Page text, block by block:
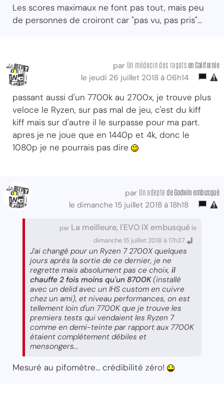
Les scores maximaux ne font pas tout, mais peu
de personnes de croiront car "pas vu, pas pris"...
par Un médecin des ragots en Californie
le jeudi 26 juillet 2018 à 06h14
passant aussi d'un 7700k au 2700x, je trouve plus
veloce le Ryzen, sur pas mal de jeu, c'est du kiff
kiff mais sur d'autre il le surpasse pour ma part.
apres je ne joue que en 1440p et 4k, donc le
1080p je ne pourrais pas dire
par Un adepte de Godwin embusqué
le dimanche 15 juillet 2018 à 18h18
par La meilleure, l'EVO IX embusqué le
dimanche 15 juillet 2018 à 17h37
J'ai changé pour un Ryzen 7 2700X quelques
jours après la sortie de ce dernier, je ne
regrette mais absolument pas ce choix, il
chauffe 2 fois moins qu'un 8700K(installé
avec un delid avec un IHS custom en cuivre
chez un ami), et niveau performances, on est
tellement loin d'un 7700K que je trouve les
premiers tests qui vendaient les Ryzen 7
comme en demi-teinte par rapport aux 7700K
étaient complètement débiles et
mensongers...
Mesuré au pifomètre... crédibilité zéro!